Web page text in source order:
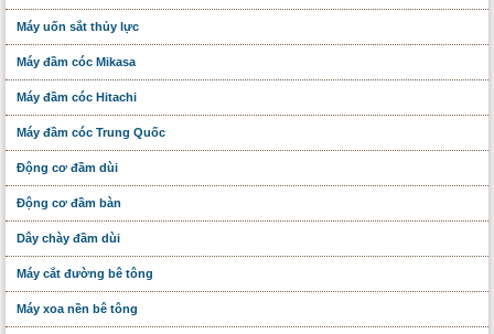
Máy uốn sắt thủy lực
Máy đầm cóc Mikasa
Máy đầm cóc Hitachi
Máy đầm cóc Trung Quốc
Động cơ đầm dùi
Động cơ đầm bàn
Dây chày đầm dùi
Máy cắt đường bê tông
Máy xoa nền bê tông